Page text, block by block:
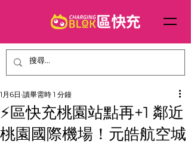
⚡區快充桃園站點再+1 鄰近
桃園國際機場！元皓航空城
1月6日 讀畢需時 1 分鐘